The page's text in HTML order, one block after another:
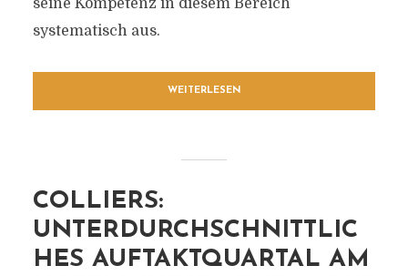
seine Kompetenz in diesem Bereich
systematisch aus.
WEITERLESEN
COLLIERS:
UNTERDURCHSCHNITTLIC
HES AUFTAKTQUARTAL AM